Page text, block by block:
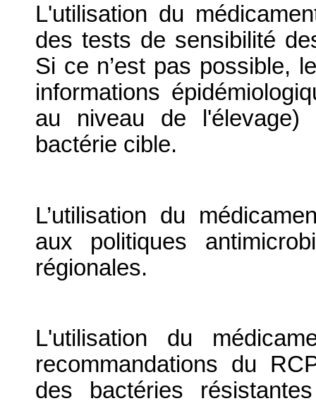
L'utilisation du
des tests de sensibilité
Si ce n’est pas possible,
informations
au niveau de l'élevage)
bactérie cible.
L’utilisation du
aux politiques
régionales.
L'utilisation du
recommandations du
des bactéries